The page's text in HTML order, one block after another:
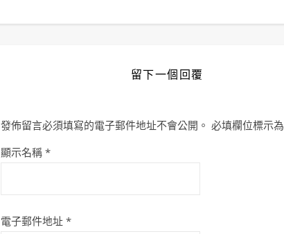
留下一個回覆
發佈留言必須填寫的電子郵件地址不會公開。 必填欄位標示為
顯示名稱 *
電子郵件地址 *